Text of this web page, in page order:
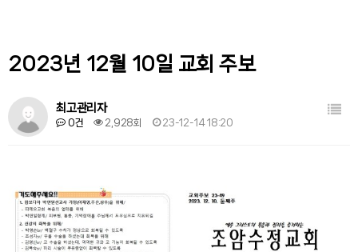
2023년 12월 10일 교회 주보
최고관리자
0건 2,928회 23-12-14 18:20